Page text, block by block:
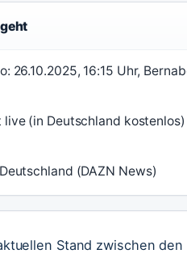
26.10.2025, 16:15 Uhr,
(in Deutschland
(DAZN News)
Stand zwischen